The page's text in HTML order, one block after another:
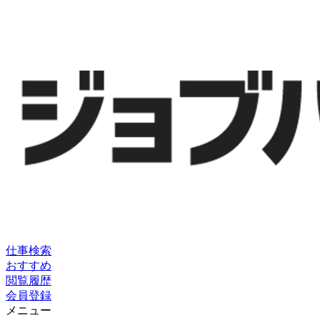
仕事検索
おすすめ
閲覧履歴
会員登録
メニュー